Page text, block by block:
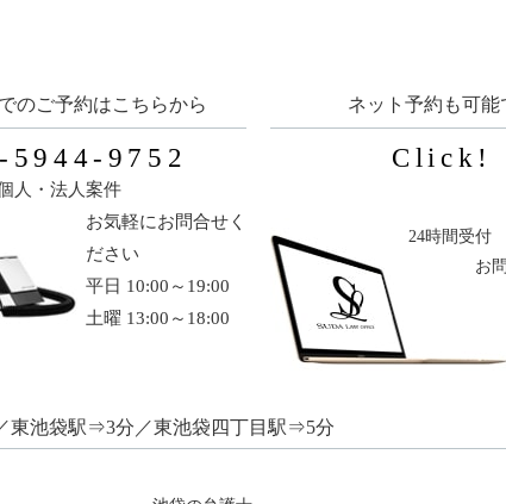
のご予約はこちらから
5944-9752
人・法人案件
お気軽にお問合せく
ださい
平日 10:00～19:00
土曜 13:00～18:00
ネット予約も可能
Click!
24時間受付
お
東池袋駅⇒3分／東池袋四丁目駅⇒5分